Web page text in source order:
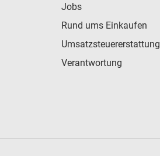
Jobs
Rund ums Einkaufen
Umsatzsteuererstattung
Verantwortung